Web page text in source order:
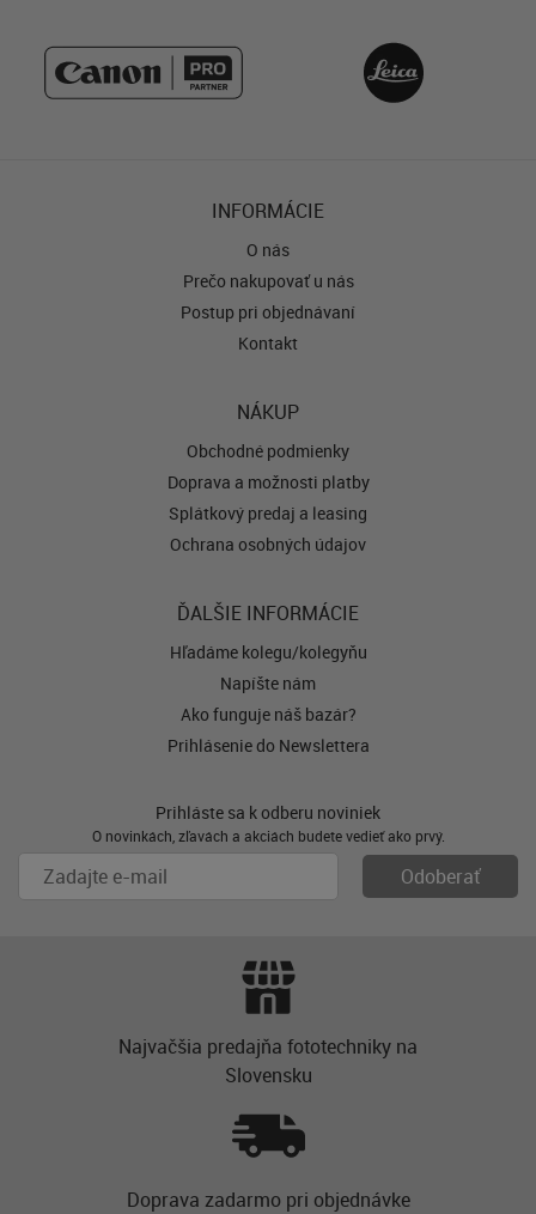
INFORMÁCIE
O nás
Prečo nakupovať u nás
Postup pri objednávaní
Kontakt
NÁKUP
Obchodné podmienky
Doprava a možnosti platby
Splátkový predaj a leasing
Ochrana osobných údajov
ĎALŠIE INFORMÁCIE
Hľadáme kolegu/kolegyňu
Napíšte nám
Ako funguje náš bazár?
Prihlásenie do Newslettera
Prihláste sa k odberu noviniek
O novinkách, zľavách a akciách budete vedieť ako prvý.
Najvačšia predajňa fototechniky na
Slovensku
Doprava zadarmo pri objednávke